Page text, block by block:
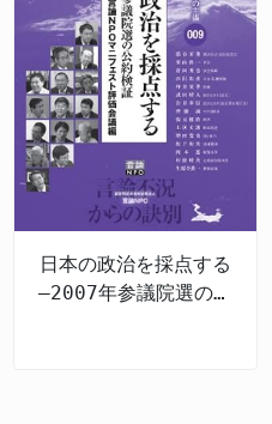
日本の政治を採点する
―2007年参議院選の公